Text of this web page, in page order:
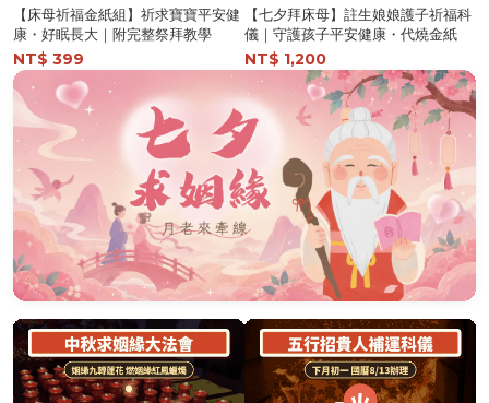
【床母祈福金紙組】祈求寶寶平安健
康・好眠長大｜附完整祭拜教學
NT$ 399
【七夕拜床母】註生娘娘護子祈福科
儀｜守護孩子平安健康・代燒金紙
NT$ 1,200